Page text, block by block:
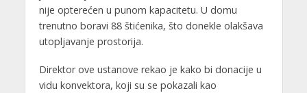
nije opterećen u punom kapacitetu. U domu
trenutno boravi 88 štićenika, što donekle olakšava
utopljavanje prostorija.
Direktor ove ustanove rekao je kako bi donacije u
vidu konvektora, koji su se pokazali kao